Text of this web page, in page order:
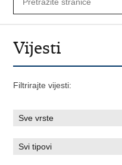
Vijesti
Filtrirajte vijesti: